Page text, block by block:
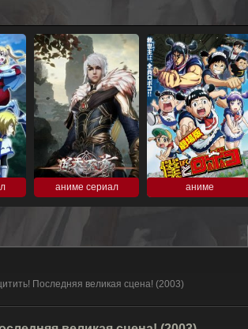
аниме сериал аниме
Последняя великая сцена! (2003)